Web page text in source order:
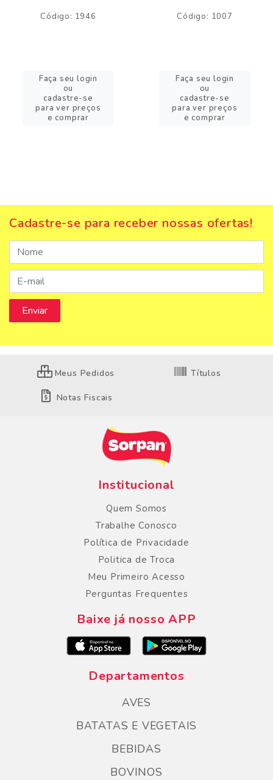
Código: 1946
Faça seu login
ou
cadastre-se
para ver preços
e comprar
Código: 1007
Faça seu login
ou
cadastre-se
para ver preços
e comprar
Cadastre-se para receber nossas ofertas!
Meus Pedidos Títulos
Notas Fiscais
Institucional
Quem Somos
Trabalhe Conosco
Política de Privacidade
Politica de Troca
Meu Primeiro Acesso
Perguntas Frequentes
Baixe já nosso APP
Departamentos
AVES
BATATAS E VEGETAIS
BEBIDAS
BOVINOS